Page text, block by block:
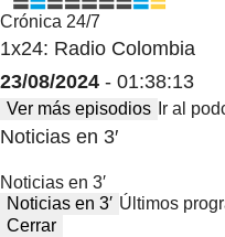
Crónica 24/7
1x24: Radio Colombia
23/08/2024 - 01:38:13
Ver más episodios Ir al
Noticias en 3′
Noticias en 3′
Noticias en 3′ Últimos
Cerrar